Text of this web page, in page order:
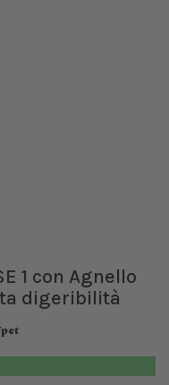
1 con Agnello
digeribilità